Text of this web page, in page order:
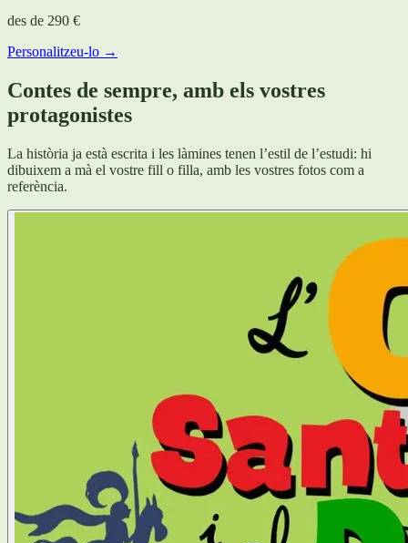
des de 290 €
Personalitzeu-lo →
Contes de sempre, amb els vostres
protagonistes
La història ja està escrita i les làmines tenen l’estil de l’estudi: hi
dibuixem a mà el vostre fill o filla, amb les vostres fotos com a
referència.